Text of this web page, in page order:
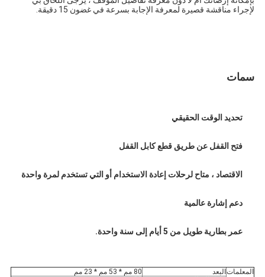
لإجراء مناقشة قصيرة لمعرفة الإجابة بسرعة في غضون 15 دقيقة.
سمات
تحديد الوقت الحقيقي
فتح القفل عن طريق قطع كابل القفل
الاقتصاد ، متاح لرحلات إعادة الاستخدام أو التي تستخدم لمرة واحدة
دعم إشارة عالمية
عمر بطارية طويل من 5 أيام إلى سنة واحدة.
المعلمات البعد
80 مم * 53 مم * 23 مم